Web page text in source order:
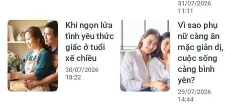
31/07/2026
11:11
Khi ngọn lửa
tình yêu thức
giấc ở tuổi
xế chiều
30/07/2026
18:22
Vì sao phụ
nữ càng ăn
mặc giản dị,
cuộc sống
càng bình
yên?
29/07/2026
14:44